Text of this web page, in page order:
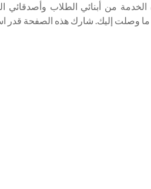
من أبنائي الطلاب وأصدقائي
ما وصلت إليك. شارك هذه الصفحة قدر